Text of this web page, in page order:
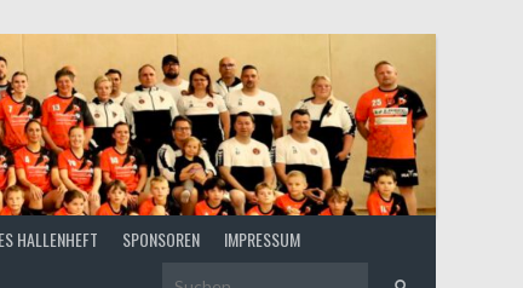
HALLENHEFT SPONSOREN IMPRESSUM
Suchen